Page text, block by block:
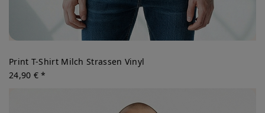
Print T-Shirt Milch Strassen Vinyl
24,90 € *